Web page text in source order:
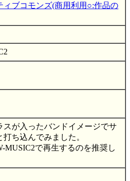
ィブコモンズ(商用利用○:作品の
スが入ったバンドイメージでサ
打ち込んでみました。
MUSIC2で再生するのを推奨し